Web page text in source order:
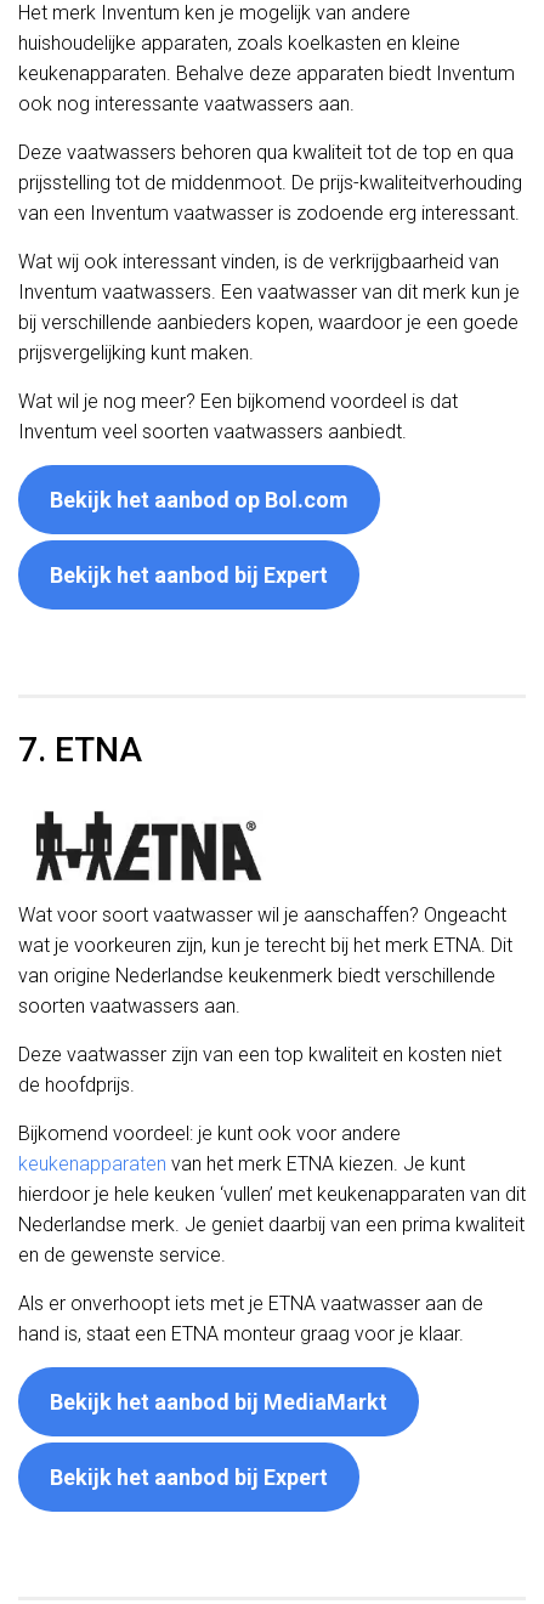
Het merk Inventum ken je mogelijk van andere
huishoudelijke apparaten, zoals koelkasten en kleine
keukenapparaten. Behalve deze apparaten biedt Inventum
ook nog interessante vaatwassers aan.
Deze vaatwassers behoren qua kwaliteit tot de top en qua
prijsstelling tot de middenmoot. De prijs-kwaliteitverhouding
van een Inventum vaatwasser is zodoende erg interessant.
Wat wij ook interessant vinden, is de verkrijgbaarheid van
Inventum vaatwassers. Een vaatwasser van dit merk kun je
bij verschillende aanbieders kopen, waardoor je een goede
prijsvergelijking kunt maken.
Wat wil je nog meer? Een bijkomend voordeel is dat
Inventum veel soorten vaatwassers aanbiedt.
Bekijk het aanbod op Bol.com
Bekijk het aanbod bij Expert
7. ETNA
Wat voor soort vaatwasser wil je aanschaffen? Ongeacht
wat je voorkeuren zijn, kun je terecht bij het merk ETNA. Dit
van origine Nederlandse keukenmerk biedt verschillende
soorten vaatwassers aan.
Deze vaatwasser zijn van een top kwaliteit en kosten niet
de hoofdprijs.
Bijkomend voordeel: je kunt ook voor andere
keukenapparaten van het merk ETNA kiezen. Je kunt
hierdoor je hele keuken ‘vullen’ met keukenapparaten van dit
Nederlandse merk. Je geniet daarbij van een prima kwaliteit
en de gewenste service.
Als er onverhoopt iets met je ETNA vaatwasser aan de
hand is, staat een ETNA monteur graag voor je klaar.
Bekijk het aanbod bij MediaMarkt
Bekijk het aanbod bij Expert